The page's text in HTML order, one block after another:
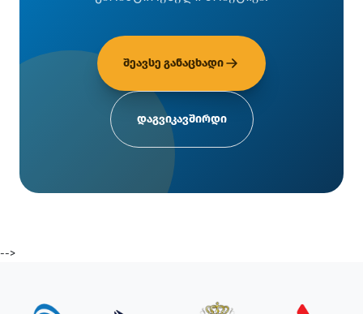
შეავსე განაცხადი
დაგვიკავშირდი
-->